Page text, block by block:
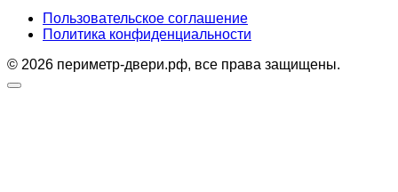
Пользовательское соглашение
Политика конфиденциальности
© 2026 периметр-двери.рф, все права защищены.